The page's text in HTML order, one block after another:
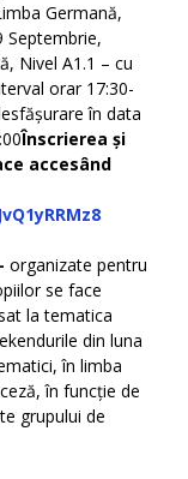
Germană,
Septembrie,
Nivel A1.1 – cu
orar 17:30-
în data
Înscrierea și
accesând
organizate pentru
se face
la tematica
din luna
în limba
în funcție de
grupului de